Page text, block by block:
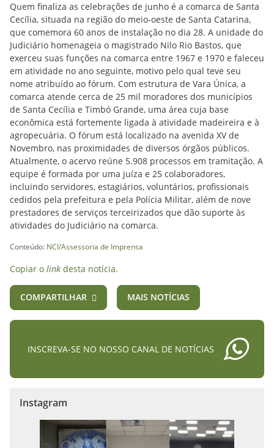
Quem finaliza as celebrações de junho é a comarca de Santa
Cecília, situada na região do meio-oeste de Santa Catarina,
que comemora 60 anos de instalação no dia 28. A unidade do
Judiciário homenageia o magistrado Nilo Rio Bastos, que
exerceu suas funções na comarca entre 1967 e 1970 e faleceu
em atividade no ano seguinte, motivo pelo qual teve seu
nome atribuído ao fórum. Com estrutura de Vara Única, a
comarca atende cerca de 25 mil moradores dos municípios
de Santa Cecília e Timbó Grande, uma área cuja base
econômica está fortemente ligada à atividade madeireira e à
agropecuária. O fórum está localizado na avenida XV de
Novembro, nas proximidades de diversos órgãos públicos.
Atualmente, o acervo reúne 5.908 processos em tramitação. A
equipe é formada por uma juíza e 25 colaboradores,
incluindo servidores, estagiários, voluntários, profissionais
cedidos pela prefeitura e pela Polícia Militar, além de nove
prestadores de serviços terceirizados que dão suporte às
atividades do Judiciário na comarca.
Conteúdo: NCI/Assessoria de Imprensa
Copiar o link desta notícia.
COMPARTILHAR MAIS NOTÍCIAS
INSCREVA-SE NO NOSSO CANAL DE NOTÍCIAS
Instagram